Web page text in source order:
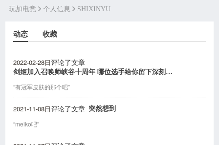
玩加电竞 个人信息 SHIXINYU
动态 收藏
2022-02-28日评论了文章
剑姬加入召唤师峡谷十周年 哪位选手给你留下深刻印象?
“有冠军皮肤的那个吧”
2021-11-08日评论了文章 突然想到
“meiko吧”